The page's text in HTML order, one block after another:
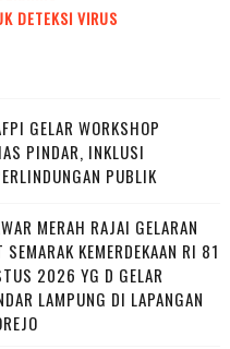
DETEKSI VIRUS
GELAR WORKSHOP
PINDAR, INKLUSI
PUBLIK
MERAH RAJAI GELARAN
KEMERDEKAAN RI 81
2026 YG D GELAR
LAMPUNG DI LAPANGAN